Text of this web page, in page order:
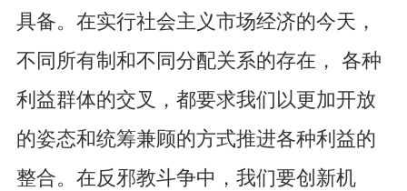
具备。在实行社会主义市场经济的今天，
不同所有制和不同分配关系的存在， 各种
利益群体的交叉，都要求我们以更加开放
的姿态和统筹兼顾的方式推进各种利益的
整合。在反邪教斗争中，我们要创新机